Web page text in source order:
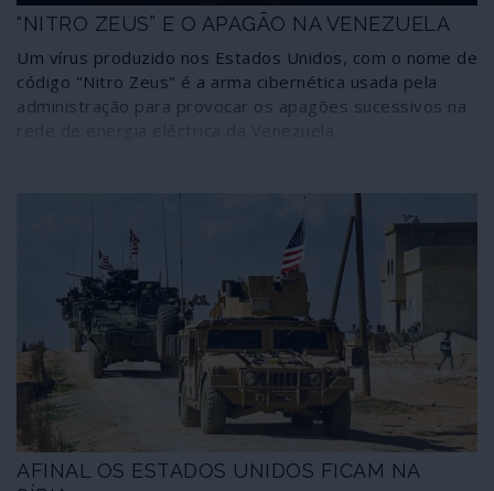
“NITRO ZEUS” E O APAGÃO NA VENEZUELA
Um vírus produzido nos Estados Unidos, com o nome de
código "Nitro Zeus" é a arma cibernética usada pela
administração para provocar os apagões sucessivos na
AFINAL OS ESTADOS UNIDOS FICAM NA